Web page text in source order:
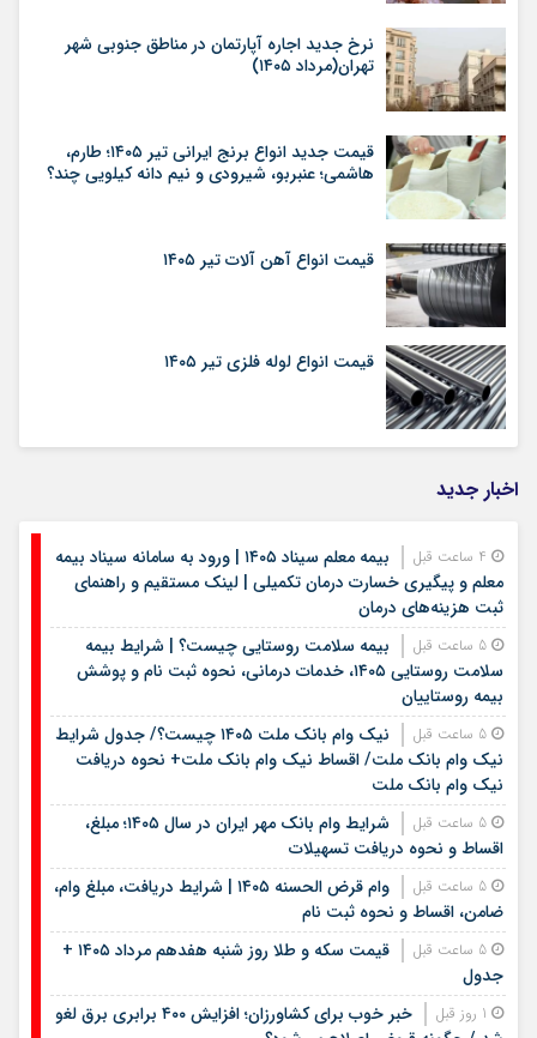
نرخ جدید اجاره آپارتمان در مناطق جنوبی شهر
تهران(مرداد ۱۴۰۵)
قیمت جدید انواع برنج ایرانی تیر ۱۴۰۵؛ طارم،
هاشمی؛ عنبربو، شیرودی و نیم دانه کیلویی چند؟
قیمت انواع آهن آلات تیر ۱۴۰۵
قیمت انواع لوله فلزی تیر ۱۴۰۵
اخبار جدید
بیمه معلم سیناد ۱۴۰۵ | ورود به سامانه سیناد بیمه
معلم و پیگیری خسارت درمان تکمیلی | لینک مستقیم و راهنمای
ثبت هزینه‌های درمان
بیمه سلامت روستایی چیست؟ | شرایط بیمه
سلامت روستایی ۱۴۰۵، خدمات درمانی، نحوه ثبت نام و پوشش
بیمه روستاییان
نیک وام بانک ملت ۱۴۰۵ چیست؟/ جدول شرایط
نیک وام بانک ملت/ اقساط نیک وام بانک ملت+ نحوه دریافت
نیک وام بانک ملت
شرایط وام بانک مهر ایران در سال ۱۴۰۵؛ مبلغ،
اقساط و نحوه دریافت تسهیلات
وام قرض الحسنه ۱۴۰۵ | شرایط دریافت، مبلغ وام،
ضامن، اقساط و نحوه ثبت نام
قیمت سکه و طلا روز شنبه هفدهم مرداد ۱۴۰۵ +
جدول
خبر خوب برای کشاورزان؛ افزایش ۴۰۰ برابری برق لغو